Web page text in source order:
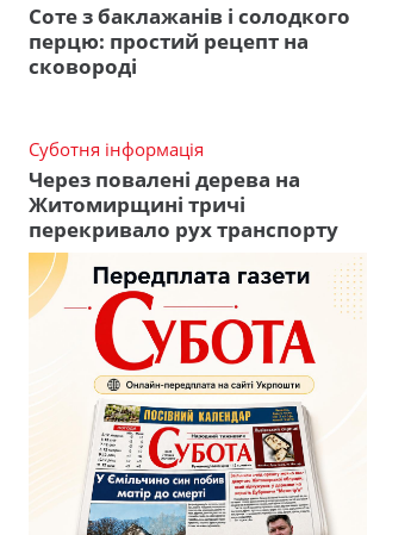
Соте з баклажанів і солодкого
перцю: простий рецепт на
сковороді
Суботня інформація
Через повалені дерева на
Житомирщині тричі
перекривало рух транспорту